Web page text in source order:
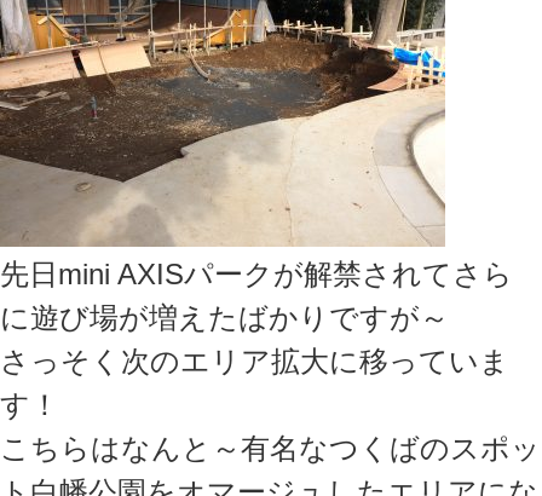
先日mini AXISパークが解禁されてさら
に遊び場が増えたばかりですが～
さっそく次のエリア拡大に移っていま
す！
こちらはなんと～有名なつくばのスポッ